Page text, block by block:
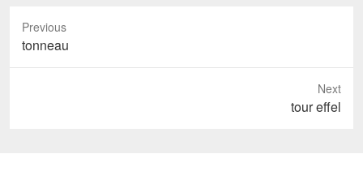
Previous
Previous
post:
tonneau
Next
tour effel